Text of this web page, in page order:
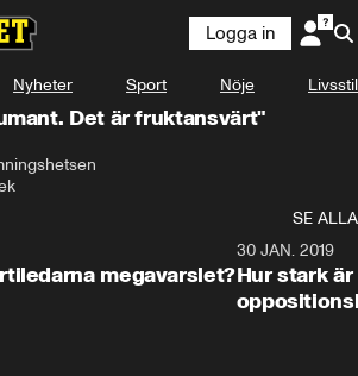
Logga in
Nyheter Sport Nöje Livsstil
Det är fruktansvärt"
SE ALLA
megavarslet?
30 JAN. 2019
Hur stark